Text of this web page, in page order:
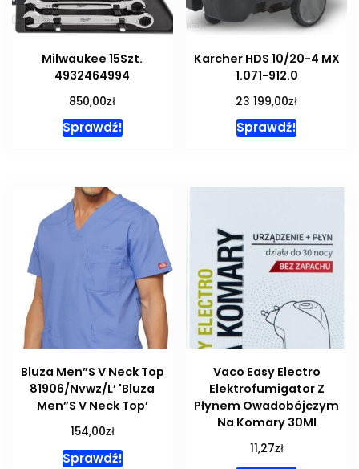
Milwaukee 15Szt.
4932464994
850,00zł
Sprawdź!
Karcher HDS 10/20-4 MX
1.071-912.0
23 199,00zł
Sprawdź!
Bluza Men”S V Neck Top
81906/Nvwz/L’ 'Bluza
Men”S V Neck Top’
154,00zł
Sprawdź!
Vaco Easy Electro
Elektrofumigator Z
Płynem Owadobójczym
Na Komary 30Ml
11,27zł